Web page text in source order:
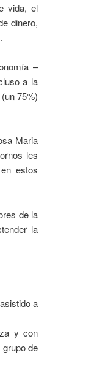
vida, el
dinero,
–
a la
75%)
Maria
les
estos
de la
la
a
y con
de